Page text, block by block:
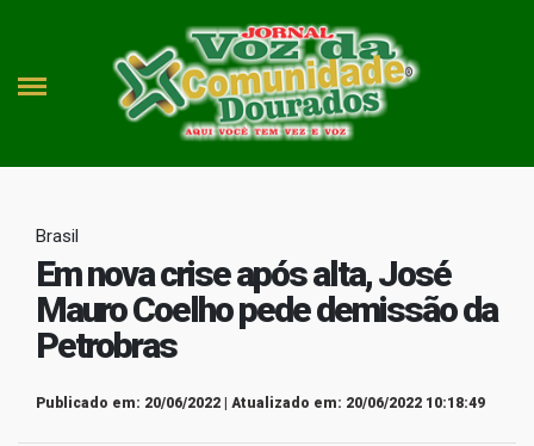
Brasil
Em nova crise após alta, José
Mauro Coelho pede demissão da
Petrobras
Publicado em: 20/06/2022 | Atualizado em: 20/06/2022 10:18:49